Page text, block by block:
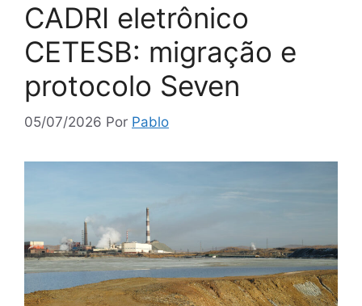
CADRI eletrônico
CETESB: migração e
protocolo Seven
05/07/2026 Por Pablo